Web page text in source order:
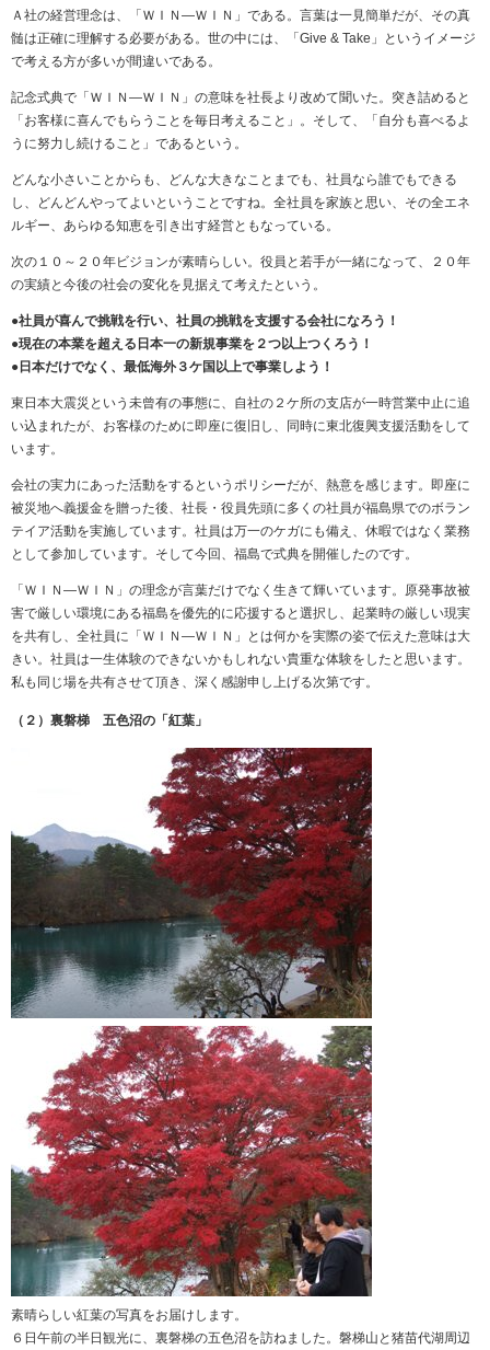
Ａ社の経営理念は、「ＷＩＮ―ＷＩＮ」である。言葉は一見簡単だが、その真
髄は正確に理解する必要がある。世の中には、「Give & Take」というイメージ
で考える方が多いが間違いである。
記念式典で「ＷＩＮ―ＷＩＮ」の意味を社長より改めて聞いた。突き詰めると
「お客様に喜んでもらうことを毎日考えること」。そして、「自分も喜べるよ
うに努力し続けること」であるという。
どんな小さいことからも、どんな大きなことまでも、社員なら誰でもできる
し、どんどんやってよいということですね。全社員を家族と思い、その全エネ
ルギー、あらゆる知恵を引き出す経営ともなっている。
次の１０～２０年ビジョンが素晴らしい。役員と若手が一緒になって、２０年
の実績と今後の社会の変化を見据えて考えたという。
●社員が喜んで挑戦を行い、社員の挑戦を支援する会社になろう！
●現在の本業を超える日本一の新規事業を２つ以上つくろう！
●日本だけでなく、最低海外３ケ国以上で事業しよう！
東日本大震災という未曾有の事態に、自社の２ケ所の支店が一時営業中止に追
い込まれたが、お客様のために即座に復旧し、同時に東北復興支援活動をして
います。
会社の実力にあった活動をするというポリシーだが、熱意を感じます。即座に
被災地へ義援金を贈った後、社長・役員先頭に多くの社員が福島県でのボラン
テイア活動を実施しています。社員は万一のケガにも備え、休暇ではなく業務
として参加しています。そして今回、福島で式典を開催したのです。
「ＷＩＮ―ＷＩＮ」の理念が言葉だけでなく生きて輝いています。原発事故被
害で厳しい環境にある福島を優先的に応援すると選択し、起業時の厳しい現実
を共有し、全社員に「ＷＩＮ―ＷＩＮ」とは何かを実際の姿で伝えた意味は大
きい。社員は一生体験のできないかもしれない貴重な体験をしたと思います。
私も同じ場を共有させて頂き、深く感謝申し上げる次第です。
（２）裏磐梯 五色沼の「紅葉」
素晴らしい紅葉の写真をお届けします。
６日午前の半日観光に、裏磐梯の五色沼を訪ねました。磐梯山と猪苗代湖周辺